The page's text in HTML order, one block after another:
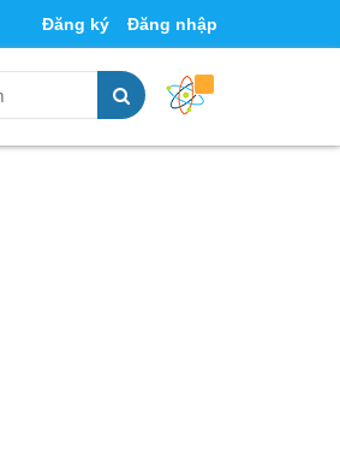
Đăng ký Đăng nhập